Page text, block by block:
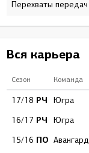
Перехваты передач
Вся карьера
Сезон Команда
17/18 РЧ Югра
16/17 РЧ Югра
15/16 ПО Авангард